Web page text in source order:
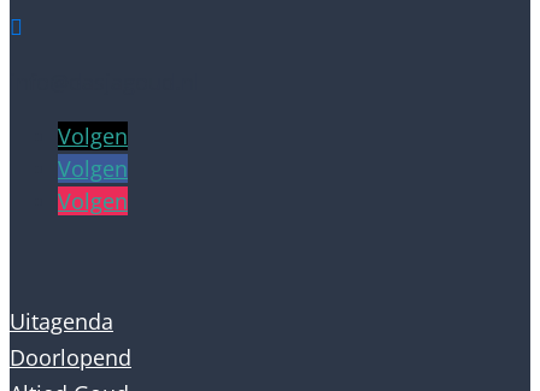

Volgen
Volgen
Volgen
Uitagenda
Doorlopend